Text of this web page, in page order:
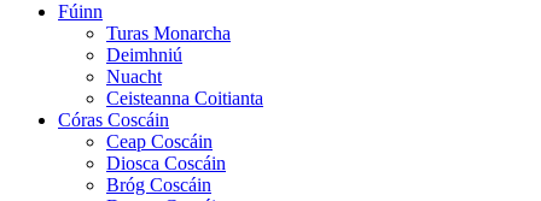
Fúinn
Turas Monarcha
Deimhniú
Nuacht
Ceisteanna Coitianta
Córas Coscáin
Ceap Coscáin
Diosca Coscáin
Bróg Coscáin